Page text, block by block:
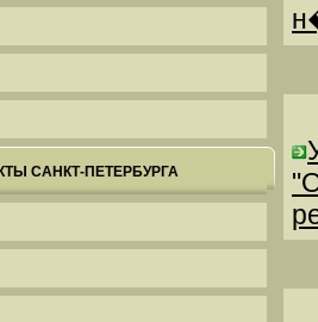
САНКТ-ПЕТЕРБУРГА